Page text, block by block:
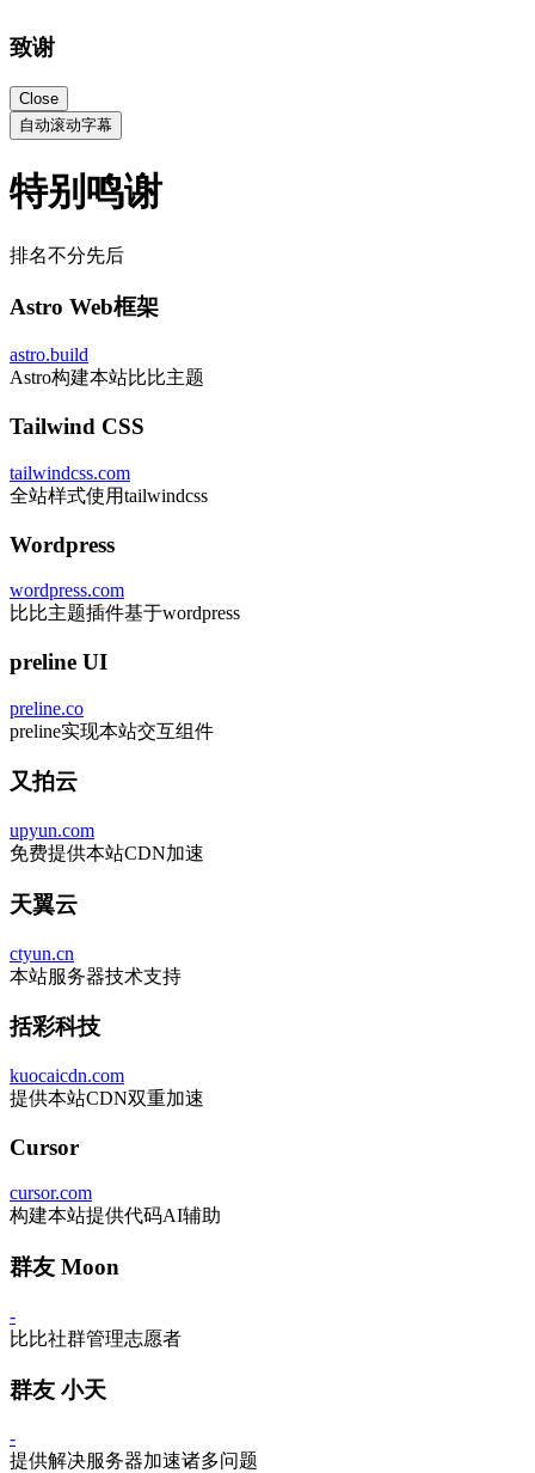
致谢
Close
自动滚动字幕
特别鸣谢
排名不分先后
Astro Web框架
astro.build
Astro构建本站比比主题
Tailwind CSS
tailwindcss.com
全站样式使用tailwindcss
Wordpress
wordpress.com
比比主题插件基于wordpress
preline UI
preline.co
preline实现本站交互组件
又拍云
upyun.com
免费提供本站CDN加速
天翼云
ctyun.cn
本站服务器技术支持
括彩科技
kuocaicdn.com
提供本站CDN双重加速
Cursor
cursor.com
构建本站提供代码AI辅助
群友 Moon
-
比比社群管理志愿者
群友 小天
-
提供解决服务器加速诸多问题